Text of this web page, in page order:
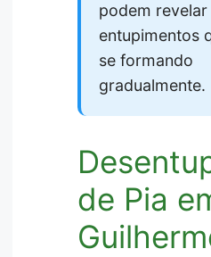
podem revelar
entupimentos
se formando
gradualmente.
de Pia